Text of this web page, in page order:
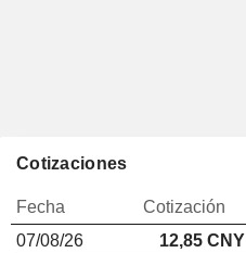
Cotizaciones
Fecha Cotización
07/08/26
12,85 CNY